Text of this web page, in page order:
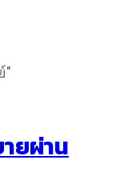
"
ยผ่าน